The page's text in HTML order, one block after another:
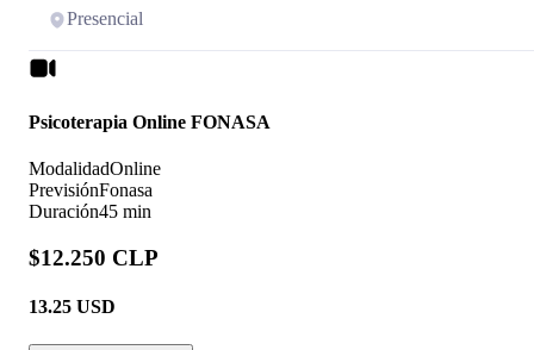
Presencial
Psicoterapia Online FONASA
ModalidadOnline
PrevisiónFonasa
Duración45 min
$12.250 CLP
13.25 USD